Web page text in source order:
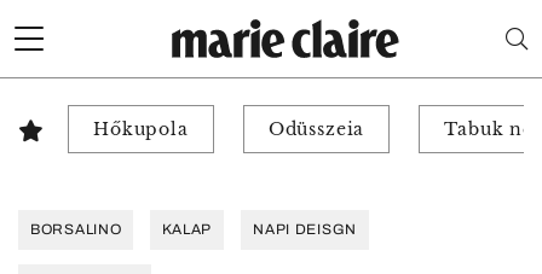
Hőkupola Odüsszeia Tabuk
BORSALINO KALAP NAPI DEISGN